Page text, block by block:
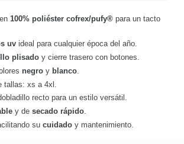
100% poliéster cofrex/pufy®para un tacto
uvideal para cualquier época del año.
plisadoy cierre trasero con botones.
negroy blanco.
tallas: xs a 4xl.
recto para un estilo versátil.
y de secado rápido.
su cuidadoy mantenimiento.